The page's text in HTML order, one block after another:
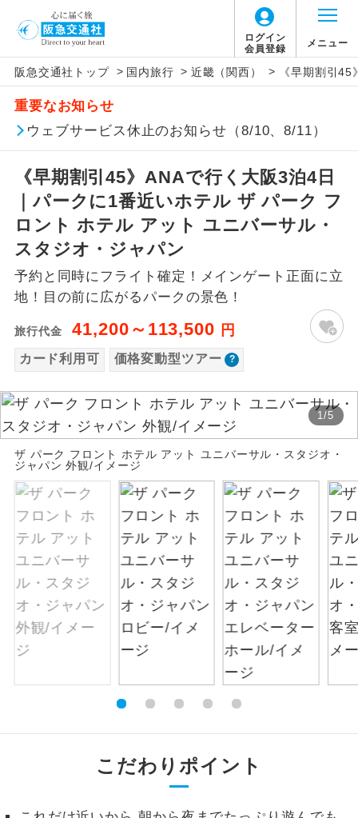
ログイン
会員登録
メニュー
阪急交通社トップ > 国内旅行 > 近畿（関西） > 《早期割引
重要なお知らせ
ウェブサービス休止のお知らせ（8/10、8/11）
《早期割引45》ANAで行く大阪3泊4日
｜パークに1番近いホテル ザ パーク フ
ロント ホテル アット ユニバーサル・
スタジオ・ジャパン
予約と同時にフライト確定！メインゲート正面に立
地！目の前に広がるパークの景色！
旅行代金 41,200～113,500 円
カード利用可 価格変動型ツアー
1/5
ザ パーク フロント ホテル アット ユニバーサル・スタジオ・
ジャパン 外観/イメージ
こだわりポイント
アイコン 説明
添乗員同行
往路出発空港（駅）から復路到着空港
（駅）まで同行します。
現地添乗員同
現地到着空港（駅）から最終日出発空港
（駅）まで添乗員が同行します。
バスガイド乗
務
バスガイドが乗務し、車内での観光案内
があります。
新コース 初登場のコースです。
世界遺産
ユネスコに登録されている文化遺産や自
然遺産を訪ねるコースです。
絶景スポットに立ち寄るコースです。
温泉 温泉地にも宿泊するコースです。
露天風呂
ご宿泊ホテルに露天風呂が付いていま
す。
大浴場
全食事付き
全てのお食事が付いていますので、お食
事の心配はいりません。（機内食を除
く）
お部屋にてゆっくりとお召し上がりいた
だけます。
トラベルイヤ
周りの音を気にせず、ガイドさんの説明
をじっくり聞くことができます。
す。
す。
「価格変動型ツアー」に関するご案内
価格変動型ツアーとは
賃」を利用したツアーです。
お申し込み時期・ご利用便の空席状況に
よって料金が変動いたします。
以下の注意事項をあらかじめご了承いただき
ますようお願いいたします。
お支払いについて
お支払いは、クレジットカード決済のみとな
ります。
お申し込みの最後にクレジットカード決済を
していただき、決済手続き完了をもちまし
て、ご旅行の契約が成立となります。
ご予約方法について
ウェブ限定コースとなりますので、コールセ
ンター及びカウンターでのお申し込みはでき
ません。